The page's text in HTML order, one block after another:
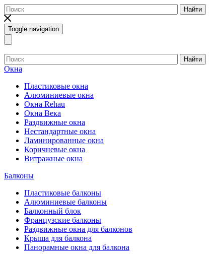
Найти
Toggle navigation
Найти
Окна
Пластиковые окна
Алюминиевые окна
Окна Rehau
Окна Века
Раздвижные окна
Нестандартные окна
Ламинированные окна
Коричневые окна
Витражные окна
Балконы
Пластиковые балконы
Алюминиевые балконы
Балконный блок
Французские балконы
Раздвижные окна для балконов
Крыша для балкона
Панорамные окна для балкона